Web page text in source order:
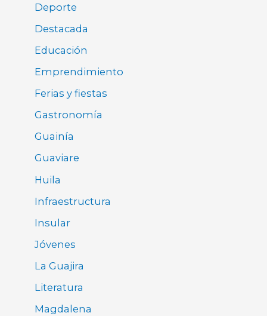
Deporte
Destacada
Educación
Emprendimiento
Ferias y fiestas
Gastronomía
Guainía
Guaviare
Huila
Infraestructura
Insular
Jóvenes
La Guajira
Literatura
Magdalena